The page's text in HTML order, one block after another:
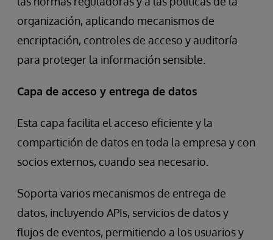
organización, aplicando mecanismos de
encriptación, controles de acceso y auditoría
para proteger la información sensible.
Capa de acceso y entrega de datos
Esta capa facilita el acceso eficiente y la
compartición de datos en toda la empresa y con
socios externos, cuando sea necesario.
Soporta varios mecanismos de entrega de
datos, incluyendo APIs, servicios de datos y
flujos de eventos, permitiendo a los usuarios y